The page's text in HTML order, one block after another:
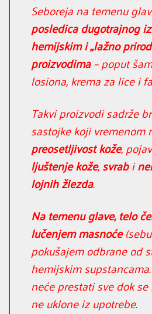
Seboreja na temenu
posledica dugotrajnog
hemijskim i „lažno
proizvodima– poput
losiona, krema za lice i
Takvi proizvodi sadrže
sastojke koji vremenom
preosetljivost kože,
ljuštenje kože,svrabi
lojnih žlezda.
Na temenu glave, telo
lučenjem masnoće
pokušajem odbrane od
hemijskim
neće prestati sve dok
ne uklone iz upotrebe.